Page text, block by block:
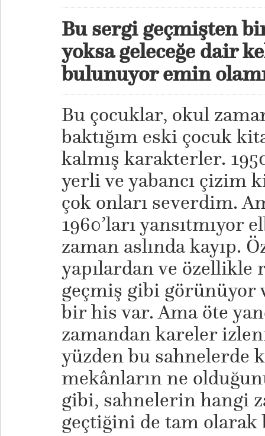
Bu sergi geçmişten
yoksa geleceğe dair
bulunuyor emin
Bu çocuklar, okul
baktığım eski çocuk
kalmış karakterler.
yerli ve yabancı çizim
çok onları severdim.
1960’ları
zaman aslında kayıp.
yapılardan ve özellikle
geçmiş gibi görünüyor
bir his var. Ama öte
zamandan kareler
yüzden bu sahnelerde
mekânların ne
gibi, sahnelerin hangi
geçtiğini de tam